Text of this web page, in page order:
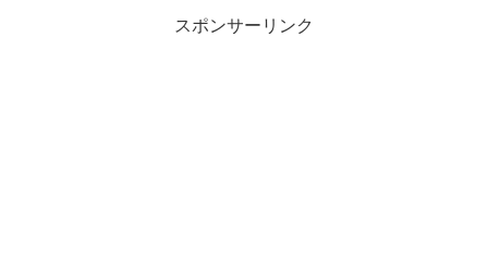
リ・パレート図 製...
スポンサーリンク